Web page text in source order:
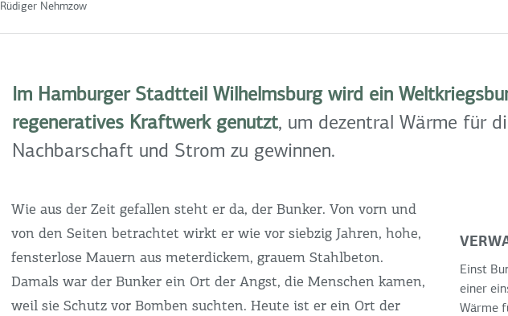
Rüdiger Nehmzow
Im Hamburger Stadtteil Wilhelmsburg wird ein
regeneratives Kraftwerk genutzt, um dezentral Wärme für
Nachbarschaft und Strom zu gewinnen.
Einst
einer
Wärme
Wie aus der Zeit gefallen steht er da, der Bunker. Von vorn und
von den Seiten betrachtet wirkt er wie vor siebzig Jahren, hohe,
fensterlose Mauern aus meterdickem, grauem Stahlbeton.
Damals war der Bunker ein Ort der Angst, die Menschen kamen,
weil sie Schutz vor Bomben suchten. Heute ist er ein Ort der